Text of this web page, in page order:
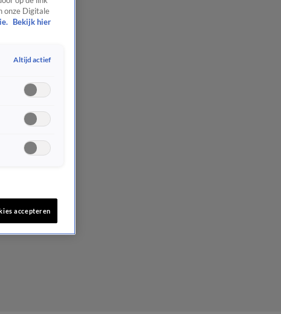
onze Digitale
Bekijk hier
Altijd actief
accepteren